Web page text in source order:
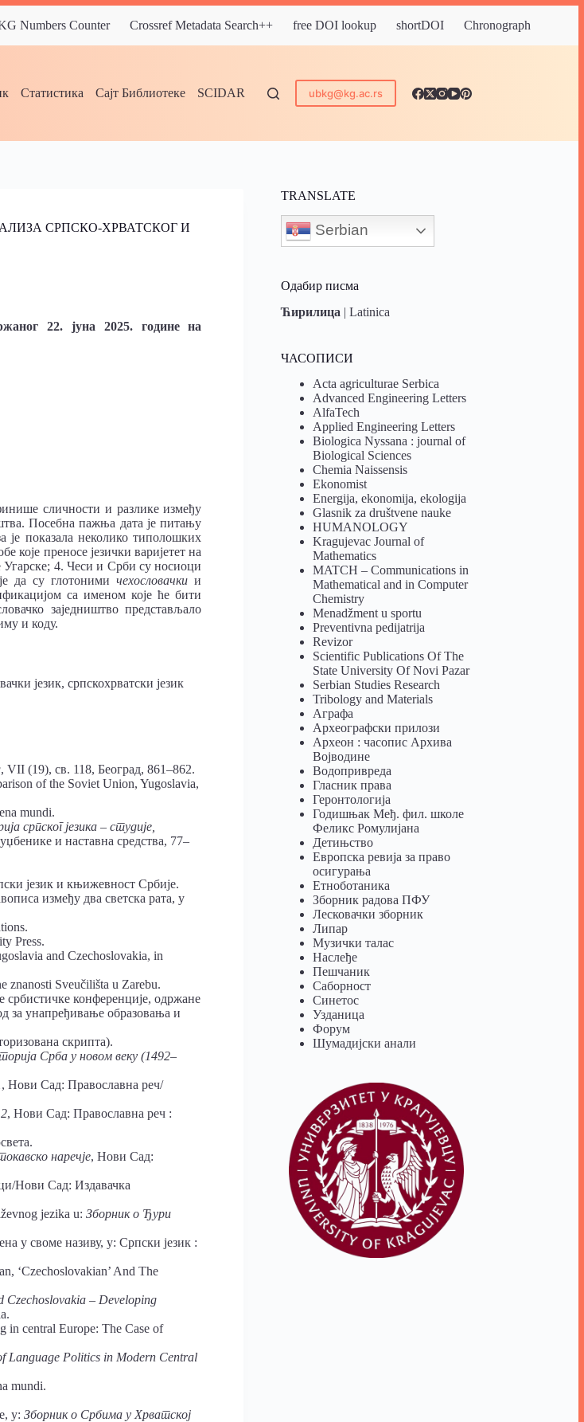
Numbers Counter Crossref Metadata Search++ free DOI lookup shortDOI Chronograph
Статистика Сајт Библиотеке SCIDAR ubkg@kg.ac.rs
СРПСКО-ХРВАТСКОГ И
22. јуна 2025. године на
сличности и разлике између
Посебна пажња дата је питању
је показала неколико типолошких
које преносе језички варијетет на
Угарске; 4. Чеси и Срби су носиоци
да су глотонимичехословачки и
са именом које ће бити
заједништво представљало
и коду.
језик, српскохрватски језик
, VII (19), св. 118, Београд, 861–862.
of the Soviet Union, Yugoslavia,
mundi.
српског језика – студије,
и наставна средства, 77–
језик и књижевност Србије.
између два светска рата, у
Press.
and Czechoslovakia, in
znanosti Sveučilišta u Zarebu.
србистичке конференције, одржане
за унапређивање образовања и
скрипта).
Срба у новом веку (1492–
, Нови Сад: Православна реч/
2, Нови Сад: Православна реч :
наречје, Нови Сад:
Нови Сад: Издавачка
jezika u: Зборник о Ђури
у своме називу, у: Српски језик :
‘Czechoslovakian’ And The
Czechoslovakia – Developing
in central Europe: The Case of
Language Politics in Modern Central
mundi.
у: Зборник о Србима у Хрватској
TRANSLATE
Serbian
Одабир писма
Ћирилица |Latinica
ЧАСОПИСИ
Acta agriculturae Serbica
Advanced Engineering Letters
AlfaTech
Applied Engineering Letters
Biologica Nyssana : journal of
Biological Sciences
Chemia Naissensis
Ekonomist
Energija, ekonomija, ekologija
Glasnik za društvene nauke
HUMANOLOGY
Kragujevac Journal of
Mathematics
MATCH – Communications in
Mathematical and in Computer
Chemistry
Menadžment u sportu
Preventivna pedijatrija
Revizor
Scientific Publications Of The
State University Of Novi Pazar
Serbian Studies Research
Tribology and Materials
Аграфа
Археографски прилози
Археон : часопис Архива
Војводине
Водопривреда
Гласник права
Геронтологија
Годишњак Међ. фил. школе
Феликс Ромулијана
Детињство
Европска ревија за право
осигурања
Eтноботаника
Зборник радова ПФУ
Лесковачки зборник
Липар
Музички талас
Наслеђе
Пешчаник
Саборност
Синетос
Узданица
Форум
Шумадијски анали